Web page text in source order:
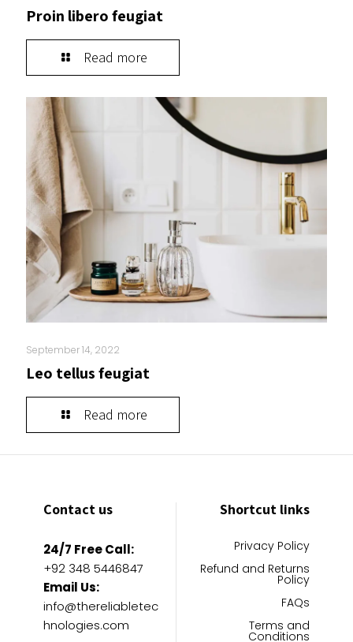
Proin libero feugiat
Read more
September 14, 2022
Leo tellus feugiat
Read more
Contact us
24/7 Free Call:
+92 348 5446847
Email Us:
info@thereliabletec
hnologies.com
Shortcut links
Privacy Policy
Refund and Returns
Policy
FAQs
Terms and
Conditions